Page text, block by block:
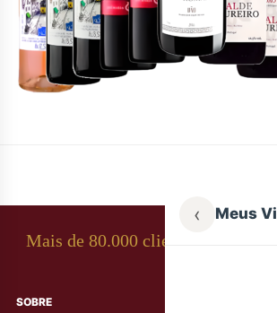
‹ Meus
Mais de 80.000 clientes
SOBRE